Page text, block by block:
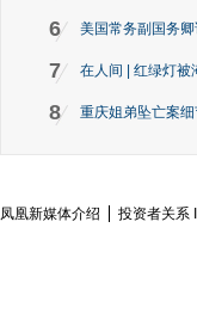
6 美国常务副国务
7 在人间 | 红绿灯被
8 重庆姐弟坠亡案
凤凰新媒体介绍 投资者关系